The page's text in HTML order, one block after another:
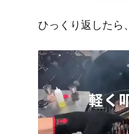
ひっくり返したら、